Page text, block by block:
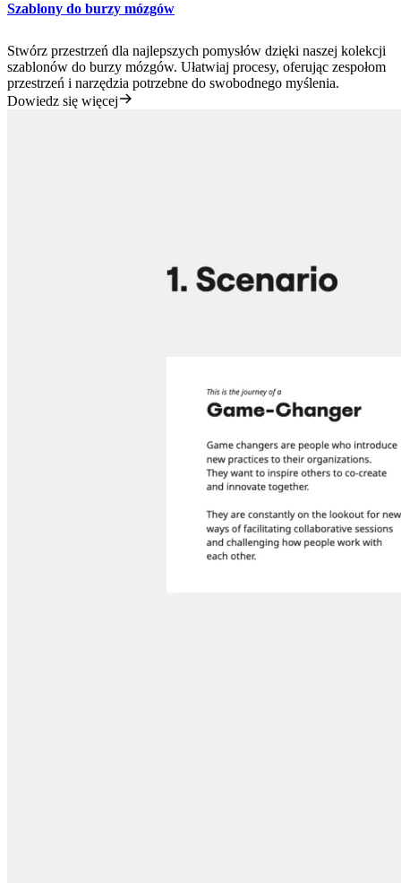
Szablony do burzy mózgów
Stwórz przestrzeń dla najlepszych pomysłów dzięki naszej kolekcji
szablonów do burzy mózgów. Ułatwiaj procesy, oferując zespołom
przestrzeń i narzędzia potrzebne do swobodnego myślenia.
Dowiedz się więcej